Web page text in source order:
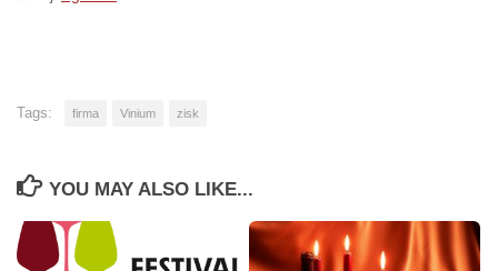
Tags: firma Vinium zisk
YOU MAY ALSO LIKE...